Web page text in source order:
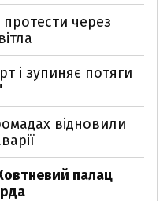
через
і зупиняє потяги
відновили
палац